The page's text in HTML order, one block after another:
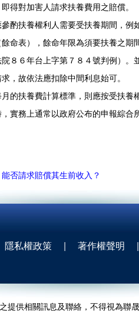
得對加害人請求扶養費用之賠償。
酌扶養權利人需要受扶養期間，
命表），餘命年限為須要扶養之
８６年台上字第７８４號判例）
，故依法應扣除中間利息始可。
的扶養費計算標準，則應按受扶
實務上通常以政府公布的申報綜合
否請求賠償其生前收入？
隱私權政策 | 著作權聲明 |
提供相關訊息及聯絡，不得視為聯